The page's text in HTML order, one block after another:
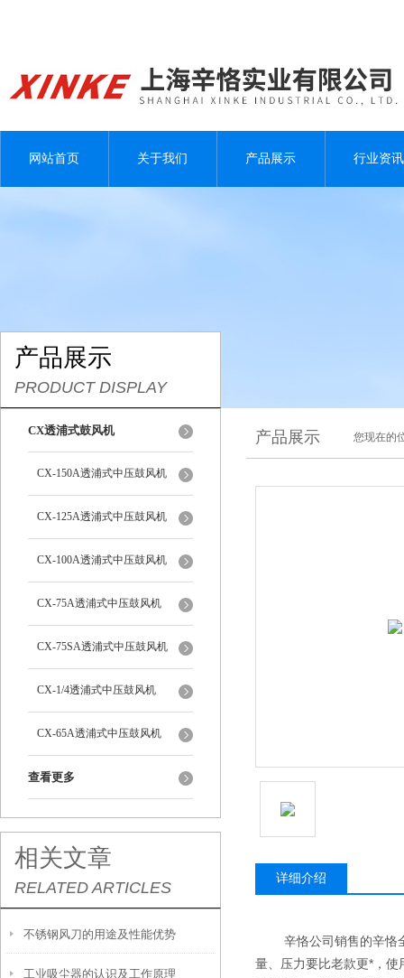
网站首页 关于我们 产品展示 行业资讯
产品展示
PRODUCT DISPLAY
CX透浦式鼓风机
CX-150A透浦式中压鼓风机
CX-125A透浦式中压鼓风机
CX-100A透浦式中压鼓风机
CX-75A透浦式中压鼓风机
CX-75SA透浦式中压鼓风机
CX-1/4透浦式中压鼓风机
CX-65A透浦式中压鼓风机
查看更多
相关文章
RELATED ARTICLES
不锈钢风刀的用途及性能优势
工业吸尘器的认识及工作原理
产品展示 您现在的
详细介绍
辛恪公司销售的辛恪
量、压力要比老款更*，